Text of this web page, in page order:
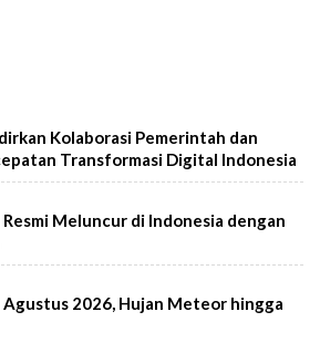
Kolaborasi Pemerintah dan
Transformasi Digital Indonesia
Meluncur di Indonesia dengan
2026, Hujan Meteor hingga